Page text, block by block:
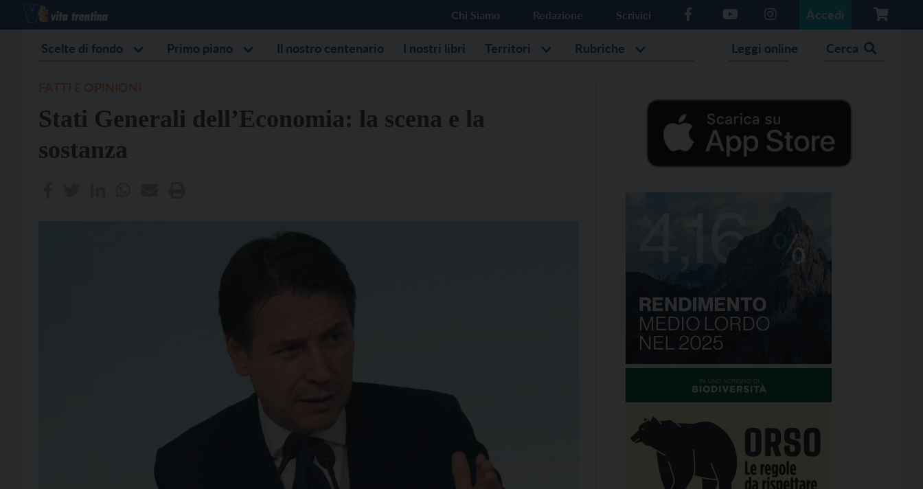
Chi Siamo Redazione Scrivici Accedi
Scelte di fondo Primo piano Il nostro centenario I nostri libri Territori Rubriche Leggi online Cerca
Stati Generali dell’Economia: la scena e la
sostanza